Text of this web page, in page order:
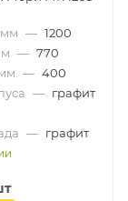
— 1200
— 770
— 400
— графит
— графит